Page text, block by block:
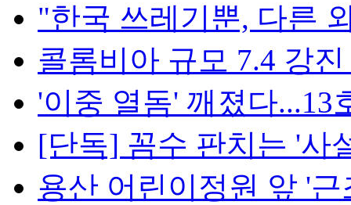
"한국 쓰레기뿐, 다른
콜롬비아 규모 7.4 강
'이중 열돔' 깨졌다...13
[단독] 꼼수 판치는 '사
용산 어린이정원 앞 '근